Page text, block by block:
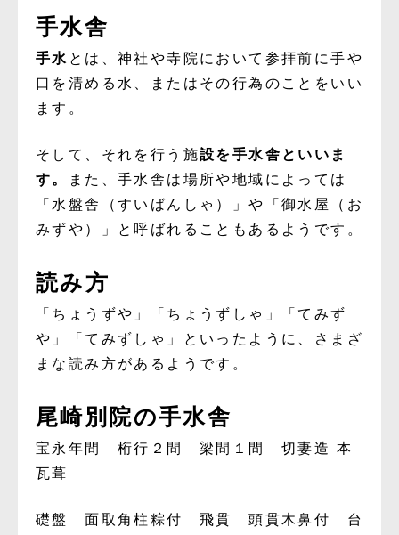
手水舎
手水 とは、神社や寺院において参拝前に手や
口を清める水、またはその行為のことをいい
ます。
そして、それを行う施設を手水舎といいま
す。
また、手水舎は場所や地域によっては
「水盤舎（すいばんしゃ）」や「御水屋（お
みずや）」と呼ばれることもあるようです。
読み方
「ちょうずや」「ちょうずしゃ」「てみず
や」「てみずしゃ」といったように、さまざ
まな読み方があるようです。
尾崎別院の手水舎
宝永年間 桁行２間 梁間１間 切妻造 本
瓦葺
礎盤 面取角柱粽付 飛貫 頭貫木鼻付 台